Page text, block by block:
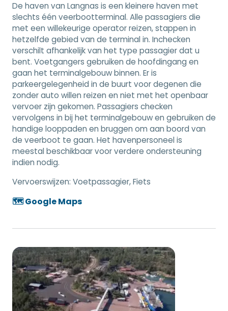
De haven van Langnas is een kleinere haven met
slechts één veerbootterminal. Alle passagiers die
met een willekeurige operator reizen, stappen in
hetzelfde gebied van de terminal in. Inchecken
verschilt afhankelijk van het type passagier dat u
bent. Voetgangers gebruiken de hoofdingang en
gaan het terminalgebouw binnen. Er is
parkeergelegenheid in de buurt voor degenen die
zonder auto willen reizen en niet met het openbaar
vervoer zijn gekomen. Passagiers checken
vervolgens in bij het terminalgebouw en gebruiken de
handige looppaden en bruggen om aan boord van
de veerboot te gaan. Het havenpersoneel is
meestal beschikbaar voor verdere ondersteuning
indien nodig.
Vervoerswijzen: Voetpassagier, Fiets
🗺️ Google Maps